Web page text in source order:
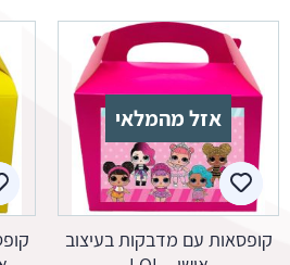
אזל מהמלאי
קופסאות עם מדבקות בעיצוב